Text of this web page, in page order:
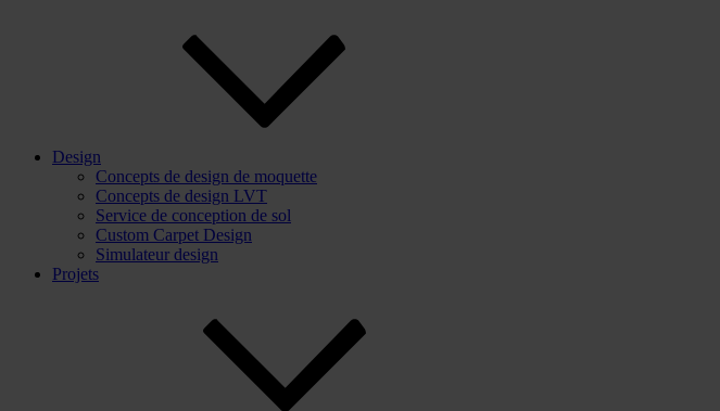
Design
Concepts de design de moquette
Concepts de design LVT
Service de conception de sol
Custom Carpet Design
Simulateur design
Projets